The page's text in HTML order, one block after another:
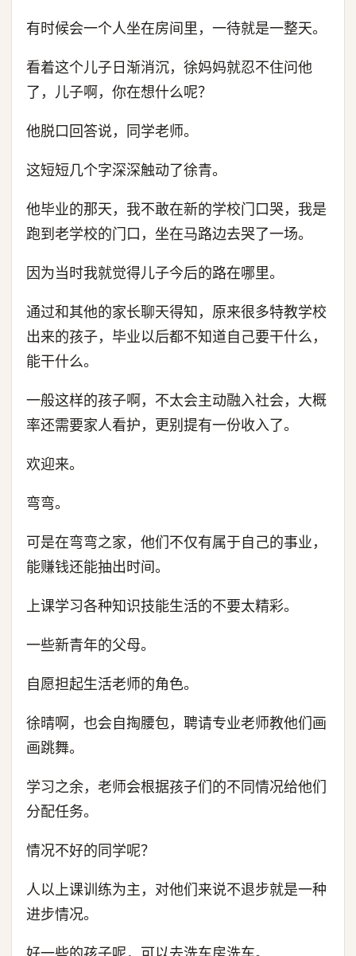
有时候会一个人坐在房间里，一待就是一整天。
看着这个儿子日渐消沉，徐妈妈就忍不住问他
了，儿子啊，你在想什么呢？
他脱口回答说，同学老师。
这短短几个字深深触动了徐青。
他毕业的那天，我不敢在新的学校门口哭，我是
跑到老学校的门口，坐在马路边去哭了一场。
因为当时我就觉得儿子今后的路在哪里。
通过和其他的家长聊天得知，原来很多特教学校
出来的孩子，毕业以后都不知道自己要干什么，
能干什么。
一般这样的孩子啊，不太会主动融入社会，大概
率还需要家人看护，更别提有一份收入了。
欢迎来。
弯弯。
可是在弯弯之家，他们不仅有属于自己的事业，
能赚钱还能抽出时间。
上课学习各种知识技能生活的不要太精彩。
一些新青年的父母。
自愿担起生活老师的角色。
徐晴啊，也会自掏腰包，聘请专业老师教他们画
画跳舞。
学习之余，老师会根据孩子们的不同情况给他们
分配任务。
情况不好的同学呢？
人以上课训练为主，对他们来说不退步就是一种
进步情况。